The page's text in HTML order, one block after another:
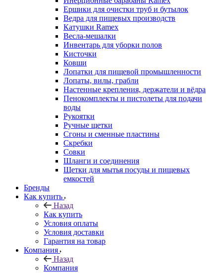
Ершики для очистки труб и бутылок
Ведра для пищевых производств
Катушки Ramex
Весла-мешалки
Инвентарь для уборки полов
Кисточки
Ковши
Лопатки для пищевой промышленности
Лопаты, вилы, грабли
Настенные крепления, держатели и вёдра
Пенокомплекты и пистолеты для подачи
воды
Рукоятки
Ручные щетки
Сгоны и сменные пластины
Скребки
Совки
Шланги и соединения
Щетки для мытья посуды и пищевых
емкостей
Бренды
Как купить
Назад
Как купить
Условия оплаты
Условия доставки
Гарантия на товар
Компания
Назад
Компания